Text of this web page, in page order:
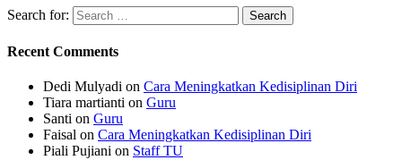
Search for:
Recent Comments
Dedi Mulyadi on Cara Meningkatkan Kedisiplinan Diri
Tiara martianti on Guru
Santi on Guru
Faisal on Cara Meningkatkan Kedisiplinan Diri
Piali Pujiani on Staff TU